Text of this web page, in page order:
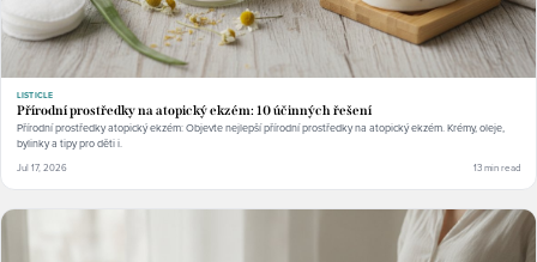
LISTICLE
Přírodní prostředky na atopický ekzém: 10 účinných řešení
Přírodní prostředky atopický ekzém: Objevte nejlepší přírodní prostředky na atopický ekzém. Krémy, oleje,
bylinky a tipy pro děti i.
Jul 17, 2026 13 min read